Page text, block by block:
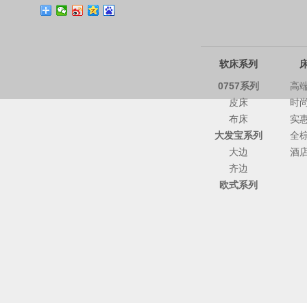
软床系列
0757系列
皮床
布床
大发宝系列
大边
齐边
欧式系列
高
时
实
全
酒